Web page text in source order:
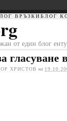
ВРЪЗКИ БЛОГ
от един блог
гласуване
ХРИСТОВ на